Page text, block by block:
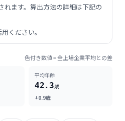
ます。算出方法の詳細は下記の
ください。
色付き数値 = 全上場企業平均との差
平均年齢
42.3歳
+0.9歳